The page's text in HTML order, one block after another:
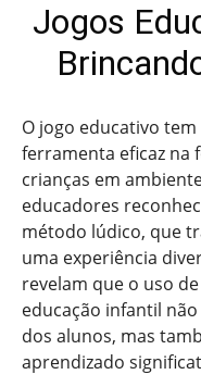
Jogos
O jogo educativo
ferramenta eficaz na
crianças em
educadores
método lúdico, que
uma experiência
revelam que o uso
educação infantil
dos alunos, mas
aprendizado